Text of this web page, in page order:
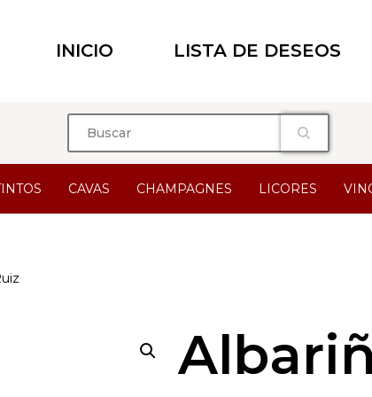
INICIO LISTA DE DESEOS
CAVAS CHAMPAGNES LICORES